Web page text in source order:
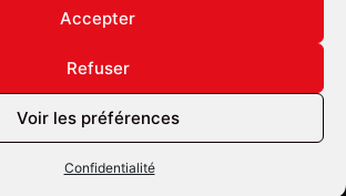
Accepter
Refuser
Voir les préférences
Confidentialité
© Copyright © 2022 Maxi Flash
Confidentialité Annonceurs